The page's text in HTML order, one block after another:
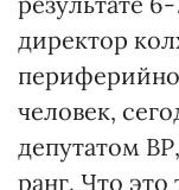
директор
человек,
депутатом
ранг. Что это